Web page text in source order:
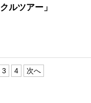
クルツアー」
3 4 次へ